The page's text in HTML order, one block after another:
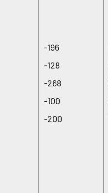
-196
-128
-268
-100
-200